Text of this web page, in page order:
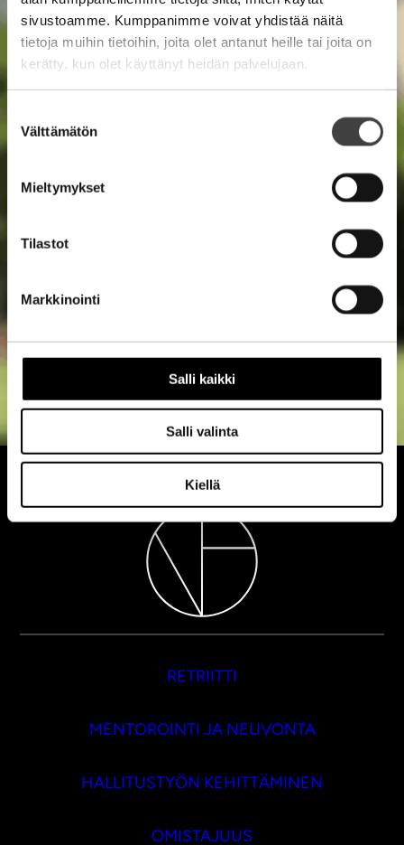
sivustoamme. Kumppanimme voivat yhdistää näitä
tietoja muihin tietoihin, joita olet antanut heille tai joita on
kerätty, kun olet käyttänyt heidän palvelujaan.
valinta
Välttämätön
Mieltymykset
Tilastot
Markkinointi
Salli kaikki
Salli valinta
Kiellä
RETRIITTI
MENTOROINTI JA NEUVONTA
HALLITUSTYÖN KEHITTÄMINEN
OMISTAJUUS